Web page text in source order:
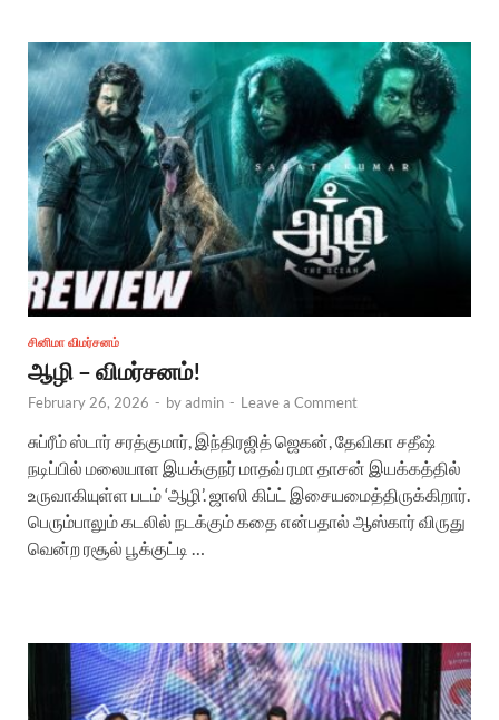
சினிமா விமர்சனம்
ஆழி – விமர்சனம்!
February 26, 2026 - byadmin - Leave a Comment
சுப்ரீம் ஸ்டார் சரத்குமார், இந்திரஜித் ஜெகன், தேவிகா சதீஷ்
நடிப்பில் மலையாள இயக்குநர் மாதவ் ரமா தாசன் இயக்கத்தில்
உருவாகியுள்ள படம் ‘ஆழி’. ஜாஸி கிப்ட் இசையமைத்திருக்கிறார்.
பெரும்பாலும் கடலில் நடக்கும் கதை என்பதால் ஆஸ்கார் விருது
வென்ற ரசூல் பூக்குட்டி …